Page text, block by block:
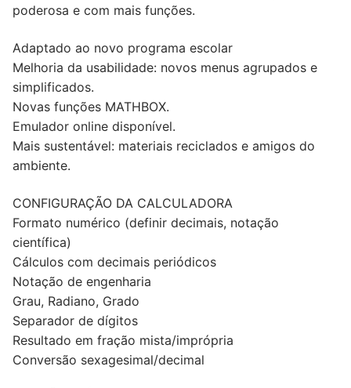
poderosa e com mais funções.
Adaptado ao novo programa escolar
Melhoria da usabilidade: novos menus agrupados e
simplificados.
Novas funções MATHBOX.
Emulador online disponível.
Mais sustentável: materiais reciclados e amigos do
ambiente.
CONFIGURAÇÃO DA CALCULADORA
Formato numérico (definir decimais, notação
científica)
Cálculos com decimais periódicos
Notação de engenharia
Grau, Radiano, Grado
Separador de dígitos
Resultado em fração mista/imprópria
Conversão sexagesimal/decimal